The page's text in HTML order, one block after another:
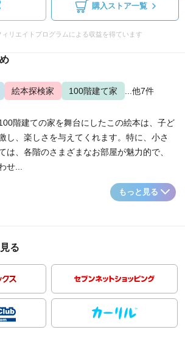
購入ストア一覧
リエイトプログラムによる収益を得ています
絵本探検家 100階建て家 ...他7件
階建ての家を舞台にしたこの絵本は、子ど
し、楽しさを与えてくれます。特に、小さ
は、各階のさまざまなお部屋が魅力的で、
せ...
もっと見る
る